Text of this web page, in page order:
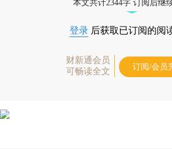
本文共计2344字 订阅后继
登录 后获取已订阅的阅
财新通会员
可畅读全文
订阅/会员